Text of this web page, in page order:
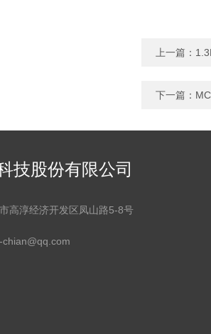
上一篇：
下一篇：
技股份有限公司
高淳经济开发区凤山路5-8号
chian@qq.com